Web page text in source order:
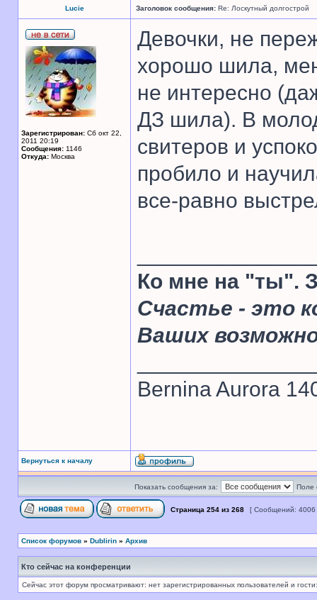
Lucie Заголовок сообщения: Re: Лоскутный долгострой
Зарегистрирован: Сб окт 22,
2011 20:19
Сообщения: 1146
Откуда: Москва
Девочки, не
хорошо шила,
не интересно
ДЗ шила). В
свитеров и
пробило и
все-равно
Ко мне на "ты".
Счастье - это
Ваших
Bernina Aurora
Вернуться к началу
Показать сообщения за: Поле
Страница 254 из 268 [ Сообщений:
Список форумов » Dublirin » Архив
Кто сейчас на конференции
Сейчас этот форум просматривают: нет зарегистрированных пользователей и